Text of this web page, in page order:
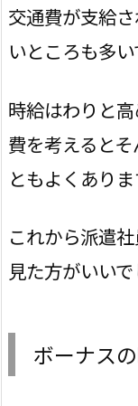
交通費が支給
いところも多い
時給はわりと
費を考えると
ともよくありま
これから派遣
見た方がいいで
ボーナス